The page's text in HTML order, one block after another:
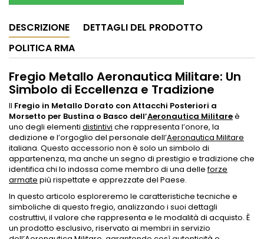
DESCRIZIONE
DETTAGLI DEL PRODOTTO
POLITICA RMA
Fregio Metallo Aeronautica Militare: Un
Simbolo di Eccellenza e Tradizione
Il Fregio in Metallo Dorato con Attacchi Posteriori a
Morsetto per Bustina o Basco dell’Aeronautica Militareè
uno degli elementi distintivi che rappresenta l’onore, la
dedizione e l’orgoglio del personale dell’Aeronautica Militare
italiana. Questo accessorio non è solo un simbolo di
appartenenza, ma anche un segno di prestigio e tradizione che
identifica chi lo indossa come membro di una delleforze
armate più rispettate e apprezzate del Paese.
In questo articolo esploreremo le caratteristiche tecniche e
simboliche di questo fregio, analizzando i suoi dettagli
costruttivi, il valore che rappresenta e le modalità di acquisto. È
un prodotto esclusivo, riservato ai membri in servizio